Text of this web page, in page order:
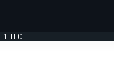
F1-TECH